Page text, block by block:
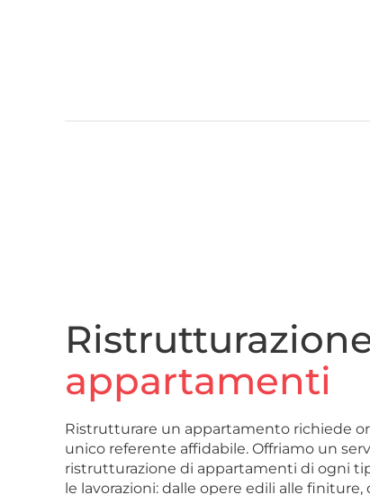
appartamenti
Ristrutturare un appartamento richiede
unico referente affidabile. Offriamo un
ristrutturazione di appartamenti di ogni
le lavorazioni: dalle opere edili alle